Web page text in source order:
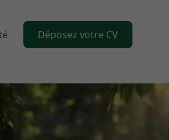
Déposez votre CV